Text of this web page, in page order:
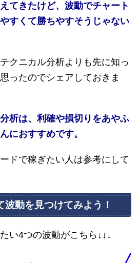
てきたけど、波動でチャート
すくて勝ちやすそうじゃない
クニカル分析よりも先に知っ
ったのでシェアしておきま
析は、利確や損切りをあやふ
におすすめです。
ドで稼ぎたい人は参考にして
波動を見つけてみよう！
い4つの波動がこちら↓↓↓